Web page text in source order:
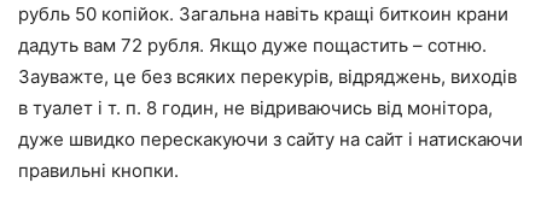
рубль 50 копійок. Загальна навіть кращі биткоин крани
дадуть вам 72 рубля. Якщо дуже пощастить – сотню.
Зауважте, це без всяких перекурів, відряджень, виходів
в туалет і т. п. 8 годин, не відриваючись від монітора,
дуже швидко перескакуючи з сайту на сайт і натискаючи
правильні кнопки.